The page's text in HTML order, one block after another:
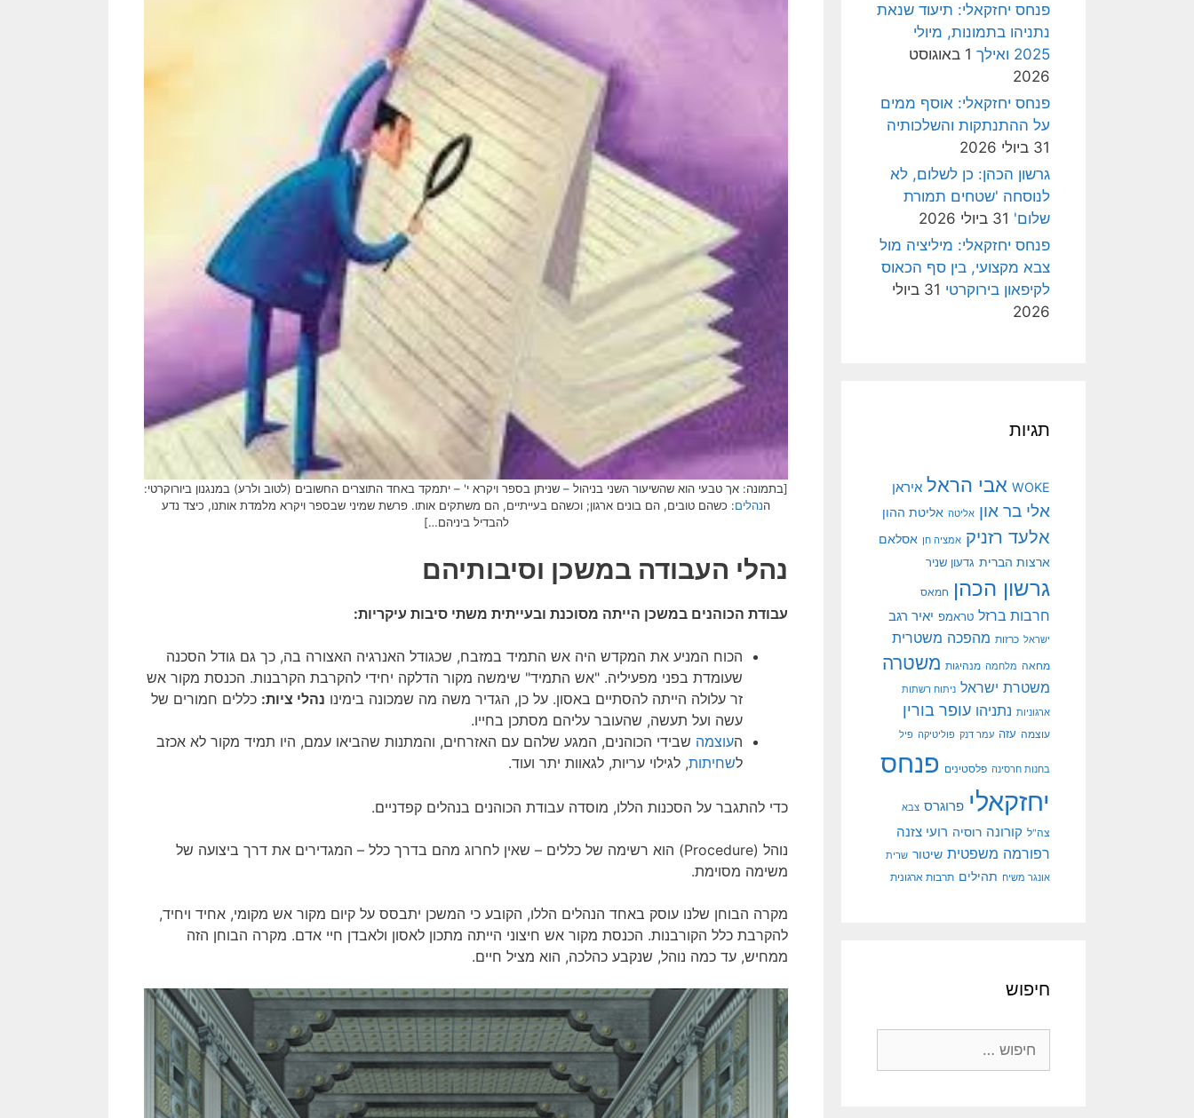
[בתמונה: אך טבעי הוא שהשיעור השני בניהול – שניתן בספר ויקרא י' – יתמקד באחד התוצרים החשובים (לטוב ולרע) במנגנון ביורוקרטי:
הנהלים: כשהם טובים, הם בונים ארגון; וכשהם בעייתיים, הם משתקים אותו. פרשת שמיני שבספר ויקרא מלמדת אותנו, כיצד נדע
להבדיל ביניהם…]
נהלי העבודה במשכן וסיבותיהם
עבודת הכוהנים במשכן הייתה מסוכנת ובעייתית משתי סיבות עיקריות:
הכוח המניע את המקדש היה אש התמיד במזבח, שכגודל האנרגיה האצורה בה, כך גם גודל הסכנה
שעומדת בפני מפעיליה. "אש התמיד" שימשה מקור הדלקה יחידי להקרבת הקרבנות. הכנסת מקור אש
זר עלולה הייתה להסתיים באסון. על כן, הגדיר משה מה שמכונה בימינו נהלי ציות: כללים חמורים של
עשה ועל תעשה, שהעובר עליהם מסתכן בחייו.
העוצמה שבידי הכוהנים, המגע שלהם עם האזרחים, והמתנות שהביאו עמם, היו תמיד מקור לא אכזב
לשחיתות, לגילוי עריות, לגאוות יתר ועוד.
כדי להתגבר על הסכנות הללו, מוסדה עבודת הכוהנים בנהלים קפדניים.
נוהל (Procedure) הוא רשימה של כללים – שאין לחרוג מהם בדרך כלל – המגדירים את דרך ביצועה של
משימה מסוימת.
מקרה הבוחן שלנו עוסק באחד הנהלים הללו, הקובע כי המשכן יתבסס על קיום מקור אש מקומי, אחיד ויחיד,
להקרבת כלל הקורבנות. הכנסת מקור אש חיצוני הייתה מתכון לאסון ולאבדן חיי אדם. מקרה הבוחן הזה
ממחיש, עד כמה נוהל, שנקבע כהלכה, הוא מציל חיים.
פנחס יחזקאלי: תיעוד שנאת
נתניהו בתמונות, מיולי
2025 ואילך
1 באוגוסט
2026
פנחס יחזקאלי: אוסף ממים
על ההתנתקות והשלכותיה
31 ביולי 2026
גרשון הכהן: כן לשלום, לא
לנוסחה 'שטחים תמורת
שלום' 31 ביולי 2026
פנחס יחזקאלי: מיליציה מול
צבא מקצועי, בין סף הכאוס
לקיפאון בירוקרטי
31 ביולי
2026
תגיות
WOKE אבי הראל איראן
אלי בר און אליטה אליטת ההון
אלעד רזניק אמציה חן אסלאם
ארצות הברית גדעון שניר
גרשון הכהן חמאס
חרבות ברזל טראמפ יאיר רגב
ישראל כרזות מהפכה משטרית
מחאה מלחמה מנהיגות משטרה
משטרת ישראל ניתוח רשתות
ארגוניות נתניהו עופר בורין
עוצמה עזה עמר דנק פוליטיקה פיל
בחנות חרסינה פלסטינים פנחס
יחזקאלי פרוגרס צבא
צה"ל קורונה רוסיה רועי צזנה
רפורמה משפטית שיטור שרית
אונגר משיח תהילים תרבות ארגונית
חיפוש